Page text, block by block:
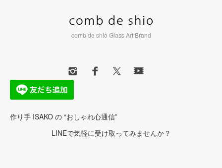
comb de shio Glass Art Brand
作り手 ISAKO の “おしゃれ心通信”
LINEで気軽に受け取ってみませんか？